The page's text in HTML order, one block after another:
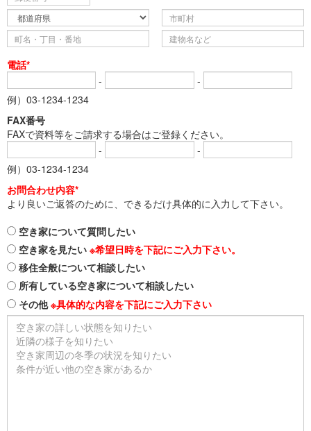
電話*
-
-
例）03-1234-1234
FAX番号
FAXで資料等をご請求する場合はご登録ください。
-
-
例）03-1234-1234
お問合わせ内容*
より良いご返答のために、できるだけ具体的に入力して下さい。
空き家について質問したい
空き家を見たい ※希望日時を下記にご入力下さい。
移住全般について相談したい
所有している空き家について相談したい
その他※具体的な内容を下記にご入力下さい